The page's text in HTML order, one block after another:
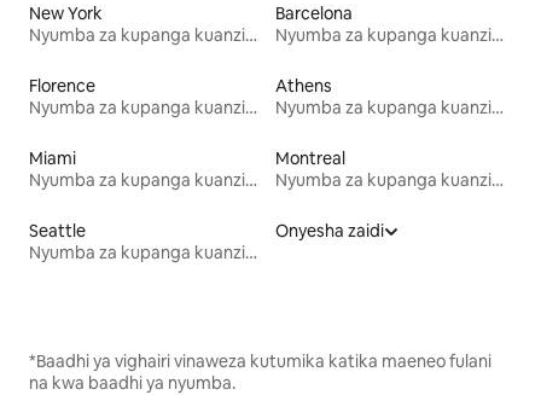
New York
Nyumba za kupanga kuanzia mwezi mmoja
Barcelona
Nyumba za kupanga kuanzia mwezi mmoja
Florence
Nyumba za kupanga kuanzia mwezi mmoja
Athens
Nyumba za kupanga kuanzia mwezi mmoja
Miami
Nyumba za kupanga kuanzia mwezi mmoja
Montreal
Nyumba za kupanga kuanzia mwezi mmoja
Seattle
Nyumba za kupanga kuanzia mwezi mmoja
Onyesha zaidi
*Baadhi ya vighairi vinaweza kutumika katika maeneo fulani
na kwa baadhi ya nyumba.